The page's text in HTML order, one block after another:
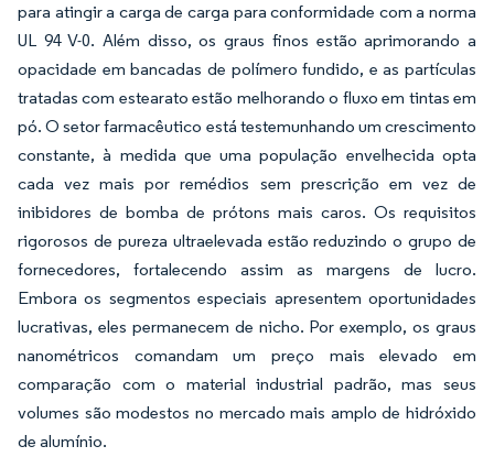
para atingir a carga de carga para conformidade com a norma
UL 94 V-0. Além disso, os graus finos estão aprimorando a
opacidade em bancadas de polímero fundido, e as partículas
tratadas com estearato estão melhorando o fluxo em tintas em
pó. O setor farmacêutico está testemunhando um crescimento
constante, à medida que uma população envelhecida opta
cada vez mais por remédios sem prescrição em vez de
inibidores de bomba de prótons mais caros. Os requisitos
rigorosos de pureza ultraelevada estão reduzindo o grupo de
fornecedores, fortalecendo assim as margens de lucro.
Embora os segmentos especiais apresentem oportunidades
lucrativas, eles permanecem de nicho. Por exemplo, os graus
nanométricos comandam um preço mais elevado em
comparação com o material industrial padrão, mas seus
volumes são modestos no mercado mais amplo de hidróxido
de alumínio.